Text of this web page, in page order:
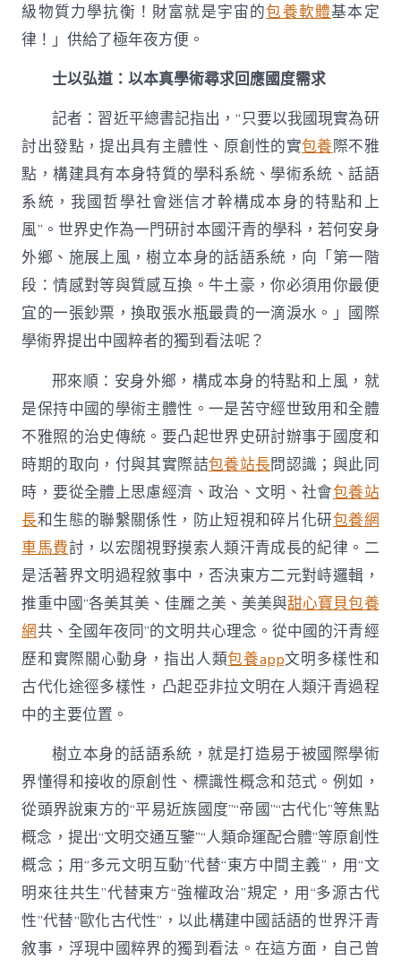
級物質力學抗衡！財富就是宇宙的包養軟體基本定
律！」供給了極年夜方便。
士以弘道：以本真學術尋求回應國度需求
記者：習近平總書記指出，“只要以我國現實為研
討出發點，提出具有主體性、原創性的實包養際不雅
點，構建具有本身特質的學科系統、學術系統、話語
系統，我國哲學社會迷信才幹構成本身的特點和上
風”。世界史作為一門研討本國汗青的學科，若何安身
外鄉、施展上風，樹立本身的話語系統，向「第一階
段：情感對等與質感互換。牛土豪，你必須用你最便
宜的一張鈔票，換取張水瓶最貴的一滴淚水。」國際
學術界提出中國粹者的獨到看法呢？
邢來順：安身外鄉，構成本身的特點和上風，就
是保持中國的學術主體性。一是苦守經世致用和全體
不雅照的治史傳統。要凸起世界史研討辦事于國度和
時期的取向，付與其實際詰包養站長問認識；與此同
時，要從全體上思慮經濟、政治、文明、社會包養站
長和生態的聯繫關係性，防止短視和碎片化研包養網
車馬費討，以宏闊視野摸索人類汗青成長的紀律。二
是活著界文明過程敘事中，否決東方二元對峙邏輯，
推重中國“各美其美、佳麗之美、美美與甜心寶貝包養
網共、全國年夜同”的文明共心理念。從中國的汗青經
歷和實際關心動身，指出人類包養app文明多樣性和
古代化途徑多樣性，凸起亞非拉文明在人類汗青過程
中的主要位置。
樹立本身的話語系統，就是打造易于被國際學術
界懂得和接收的原創性、標識性概念和范式。例如，
從頭界說東方的“平易近族國度”“帝國”“古代化”等焦點
概念，提出“文明交通互鑒”“人類命運配合體”等原創性
概念；用“多元文明互動”代替“東方中間主義”，用“文
明來往共生”代替東方“強權政治”規定，用“多源古代
性”代替“歐化古代性”，以此構建中國話語的世界汗青
敘事，浮現中國粹界的獨到看法。在這方面，自己曾